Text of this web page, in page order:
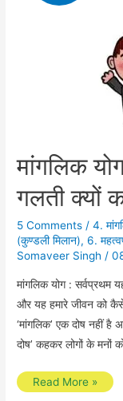
मांगलिक
गलती क्यों
5 Comments /4.
(कुण्डली मिलान),6.
Somaveer Singh /
मांगलिक योग : सर्वप्रथम
और यह हमारे जीवन को
‘मांगलिक’ एक दोष नहीं है
दोष’ कहकर लोगों के मनों
मांगलिक
Read More »